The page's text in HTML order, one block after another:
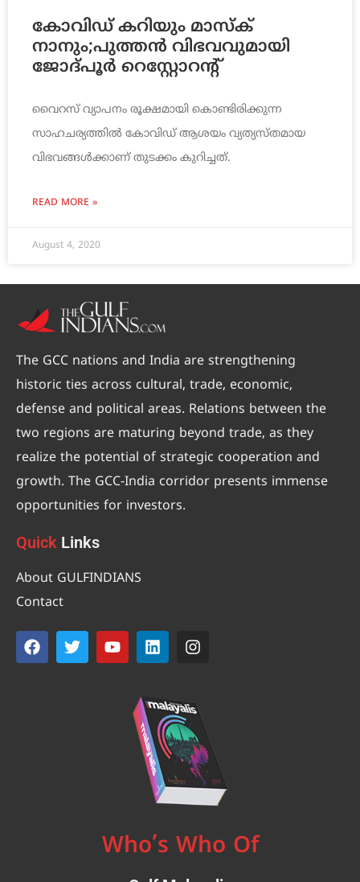
കോവിഡ് കറിയും മാസ്‌ക്
നാനും;പുത്തന്‍ വിഭവവുമായി
ജോദ്പൂര്‍ റെസ്റ്റോറന്റ്
വൈറസ് വ്യാപനം രൂക്ഷമായി കൊണ്ടിരിക്കുന്ന
സാഹചര്യത്തില്‍ കോവിഡ് ആശയം വ്യത്യസ്തമായ
വിഭവങ്ങള്‍ക്കാണ് തുടക്കം കുറിച്ചത്.
READ MORE »
August 4, 2020
The GCC nations and India are strengthening
historic ties across cultural, trade, economic,
defense and political areas. Relations between the
two regions are maturing beyond trade, as they
realize the potential of strategic cooperation and
growth. The GCC-India corridor presents immense
opportunities for investors.
Quick Links
About GULFINDIANS
Contact
Who’s Who Of